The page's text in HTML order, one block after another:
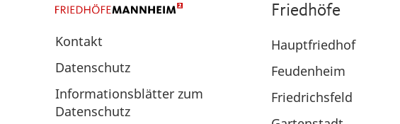
Kontakt
Datenschutz
Informationsblätter zum
Datenschutz
Friedhöfe
Hauptfriedhof
Feudenheim
Friedrichsfeld